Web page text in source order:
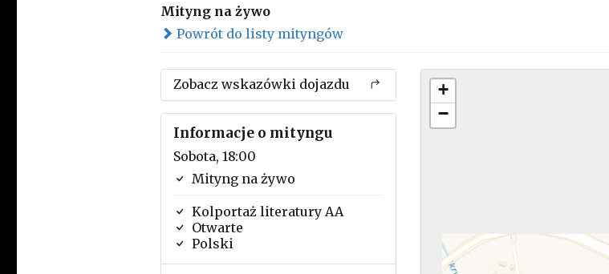
Mityng na żywo
Powrót do listy mityngów
Zobacz wskazówki dojazdu
Informacje o mityngu
Sobota, 18:00
Mityng na żywo
Kolportaż literatury AA
Otwarte
Polski
+
−